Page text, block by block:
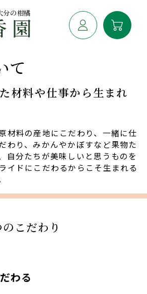
分の柑橘
て
材料や仕事から生まれ
材料の産地にこだわり、一緒に仕
わり、みかんやかぼすなど果物た
自分たちが美味しいと思うものを
イドにこだわるからこそ生まれる
こだわり
わる